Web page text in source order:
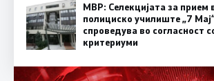
МВР: Селекцијата за прием
полициско училиште „7
спроведува во согласност
критериуми